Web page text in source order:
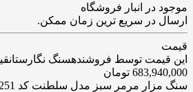
موجود در انبار فروشگاه
ارسال در سریع ترین زمان ممکن.
قیمت
این قیمت توسط فروشندهسنگ
683,940,000 تومان
سنگ مزار مرمر سبز مدل سلطنت کد 251 عدد